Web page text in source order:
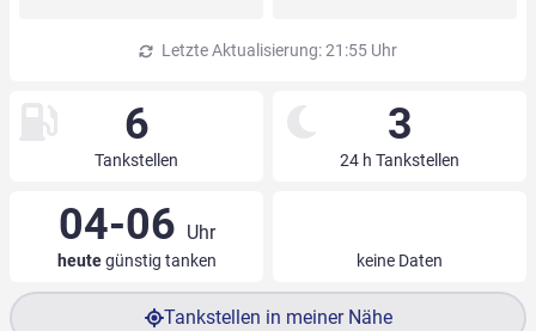
Letzte Aktualisierung: 21:55 Uhr
6
Tankstellen
3
24 h Tankstellen
04-06 Uhr
heutegünstig tanken keine Daten
Tankstellen in meiner Nähe